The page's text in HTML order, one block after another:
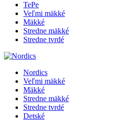
TePe
Veľmi mäkké
Mäkké
Stredne mäkké
Stredne tvrdé
Nordics
Veľmi mäkké
Mäkké
Stredne mäkké
Stredne tvrdé
Detské